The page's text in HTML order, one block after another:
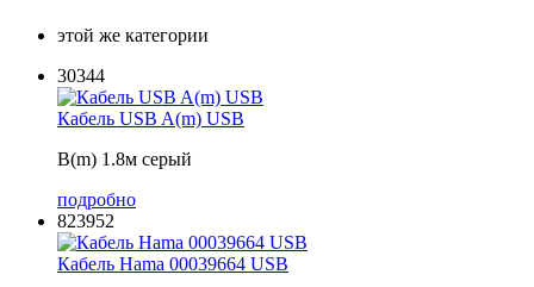
этой же категории
30344
Кабель USB A(m) USB
B(m) 1.8м серый
подробно
823952
Кабель Hama 00039664 USB